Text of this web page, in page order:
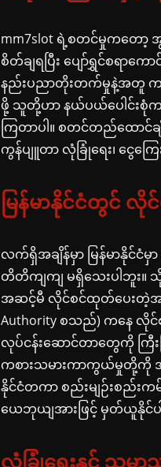
mm7slot ရဲ့စတင်မှုကတော့
စိတ်ချရပြီး ပျော်ရွှင်စရာက
နည်းပညာတိုးတက်မှုနဲ့အတူ ကာ
ဖို့ သူတို့ဟာ နယ်ပယ်ပေါင်းစုံက
ကြတာပါ။ စတင်တည်ထော
ကွန်ပျူတာ လုံခြုံရေး၊ ငွေက
မြန်မာနိုင်ငံတွင် လိုင်
လက်ရှိအချိန်မှာ မြန်မာနိုင်
တိတိကျကျ မရှိသေးပါဘူး။
အဆင့်မီ လိုင်စင်ထုတ်ပေးတဲ့အဖွဲ့အ
Authority စသည်) ကနေ လို
လုပ်ငန်းဆောင်တာတွေကို ကြီးက
ကစားသမားကာကွယ်မှုတို့ကို အာ
နိုင်ငံတကာ စည်းမျဉ်းစည်
ယေဘုယျအားဖြင့် မှတ်ယူနိုင်
လုံခြုံရေးနှင့် သမ